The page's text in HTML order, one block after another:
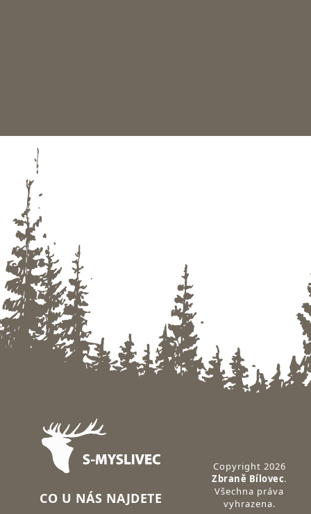
Zápatí
CO U NÁS NAJDETE
Copyright 2026
Zbraně Bílovec.
Všechna práva
vyhrazena.